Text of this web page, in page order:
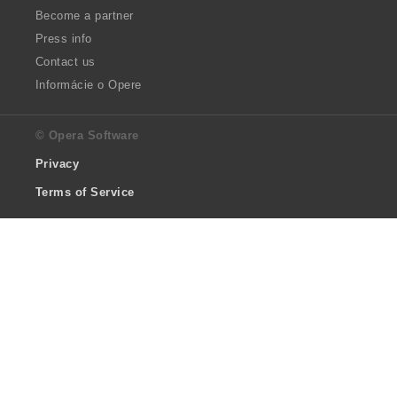
Become a partner
Press info
Contact us
Informácie o Opere
© Opera Software
Privacy
Terms of Service